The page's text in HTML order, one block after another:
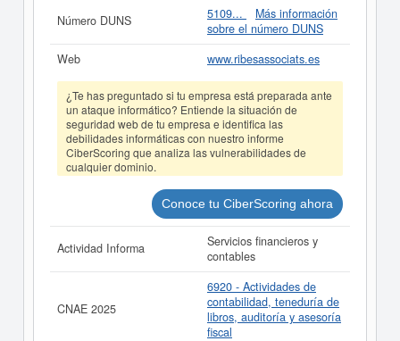
y contabiliza un total de 103 consultas. Si quiere
consultar qué subvenciones puede llegar a pedir esta
empresa, puede hacerlo en esta misma web. El
patrimonio social de esta empresa es de 0 a 3.100 €. El
BORME tiene publicados 31 actos y está afiliada al
Registro Mercantil de Lleida.
Si está interesado en conocer más datos de la empresa
RIBES ASSOCIATS AUDITORIA I CONSULTORIA SL.
puedeacceder inmediatamente a este Informe ampliado
de RIBES ASSOCIATS AUDITORIA I CONSULTORIA
SL. y consultar los resultados de sus años de actividad,
así como los balances y cuentas de resultados
disponibles.
La última actualización del informe de empresa se ha
realizado el 09/06/2026.
Número DUNS 5109...
Más información
sobre el número DUNS
Web
www.ribesassociats.es
¿Te has preguntado si tu empresa está preparada ante
un ataque informático? Entiende la situación de
seguridad web de tu empresa e identifica las
debilidades informáticas con nuestro informe
CiberScoring que analiza las vulnerabilidades de
cualquier dominio.
Conoce tu CiberScoring ahora
Actividad Informa
Servicios financieros y
contables
CNAE 2025
6920 - Actividades de
contabilidad, teneduría de
libros, auditoría y asesoría
fiscal